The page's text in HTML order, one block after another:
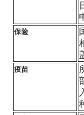
保险
疫苗